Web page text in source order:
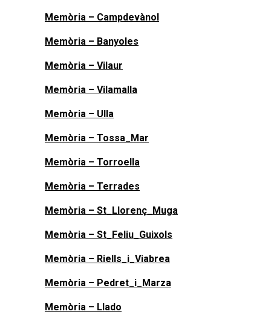
Memòria – Campdevànol
Memòria – Banyoles
Memòria – Vilaur
Memòria – Vilamalla
Memòria – Ulla
Memòria – Tossa_Mar
Memòria – Torroella
Memòria – Terrades
Memòria – St_Llorenç_Muga
Memòria – St_Feliu_Guixols
Memòria – Riells_i_Viabrea
Memòria – Pedret_i_Marza
Memòria – Llado